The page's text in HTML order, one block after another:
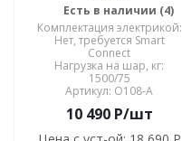
Есть в наличии (4)
Комплектация электрикой:
Нет, требуется Smart
Connect
Нагрузка на шар, кг:
1500/75
Артикул: O108-A
10 490P/шт